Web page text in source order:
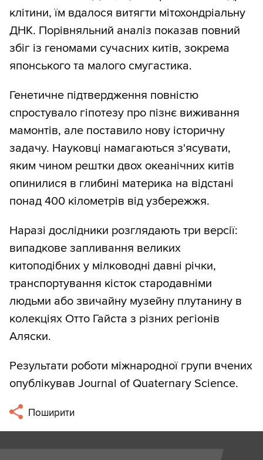
клітини, їм вдалося витягти мітохондріальну
ДНК. Порівняльний аналіз показав повний
збіг із геномами сучасних китів, зокрема
японського та малого смугастика.
Генетичне підтвердження повністю
спростувало гіпотезу про пізнє виживання
мамонтів, але поставило нову історичну
задачу. Науковці намагаються з'ясувати,
яким чином рештки двох океанічних китів
опинилися в глибині материка на відстані
понад 400 кілометрів від узбережжя.
Наразі дослідники розглядають три версії:
випадкове запливання великих
китоподібних у мілководні давні річки,
транспортування кісток стародавніми
людьми або звичайну музейну плутанину в
колекціях Отто Гайста з різних регіонів
Аляски.
Результати роботи міжнародної групи вчених
опублікував Journal of Quaternary Science.
Поширити